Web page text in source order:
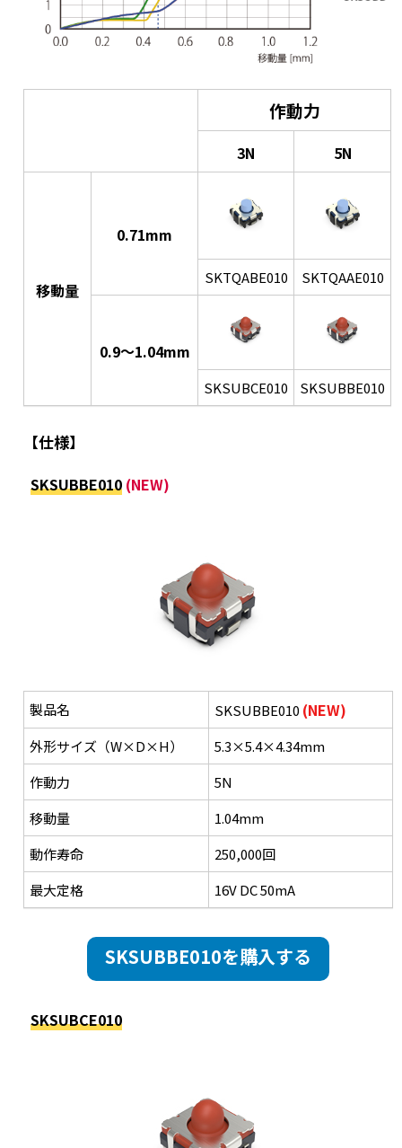
作動力
3N 5N
移動量
0.71mm
SKTQABE010 SKTQAAE010
0.9〜1.04mm
SKSUBCE010 SKSUBBE010
【仕様】
SKSUBBE010 (NEW)
製品名 SKSUBBE010 (NEW)
外形サイズ（W×D×H）
5.3×5.4×4.34mm
作動力
5N
移動量
1.04mm
動作寿命
250,000回
最大定格
16V DC 50mA
SKSUBBE010を購入する
SKSUBCE010